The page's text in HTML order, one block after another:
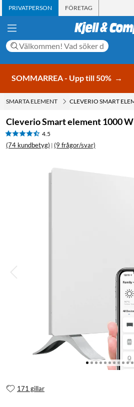
PRIVATPERSON FÖRETAG
SOMMARREA - Upp till 50% →
SMARTA ELEMENT
Cleverio Smart element 1000 W
4.5
(74 kundbetyg) | (9 frågor/svar)
171 gillar